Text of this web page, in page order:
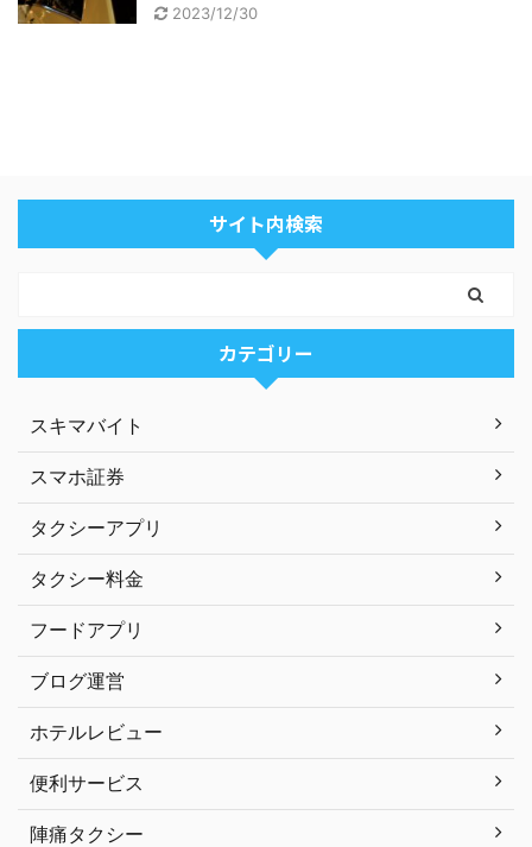
2023/12/30
サイト内検索
カテゴリー
スキマバイト
スマホ証券
タクシーアプリ
タクシー料金
フードアプリ
ブログ運営
ホテルレビュー
便利サービス
陣痛タクシー